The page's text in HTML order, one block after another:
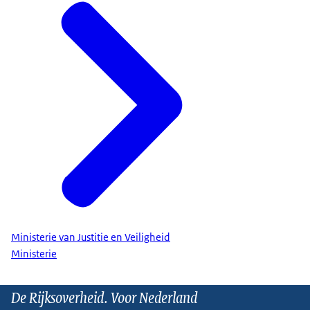
Ministerie van Justitie en Veiligheid
Ministerie
De Rijksoverheid. Voor Nederland